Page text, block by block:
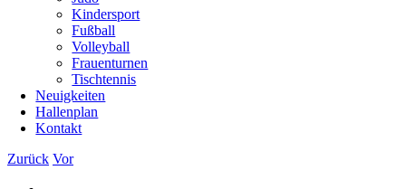
Kindersport
Fußball
Volleyball
Frauenturnen
Tischtennis
Neuigkeiten
Hallenplan
Kontakt
Zurück Vor